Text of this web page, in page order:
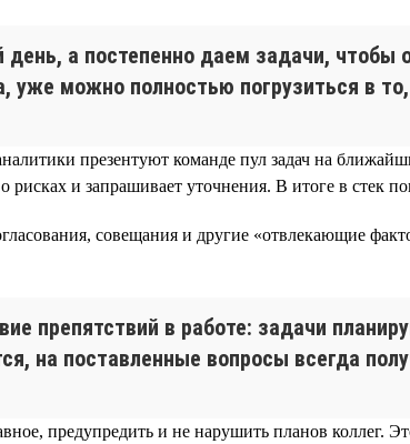
а постепенно даем задачи,
уже можно полностью погрузиться в
презентуют команде пул задач на
рисках и запрашивает уточнения. В итоге в стек
совещания и другие «отвлекающие
препятствий в работе: задачи
на поставленные вопросы всегда
предупредить и не нарушить планов коллег.